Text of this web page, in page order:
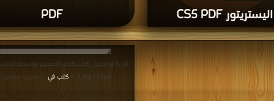
PDF
اليستريتور CS5 PDF
قراءة و تحميل كتاب كتاب شرح برنامج ادوب اليستريتور CS5
مجانا | مكتبة >كتب في | التحميل : مرة/